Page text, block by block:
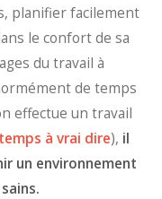
planifier facilement
le confort de sa
du travail à
de temps
effectue un travail
à vrai dire), il
un environnement